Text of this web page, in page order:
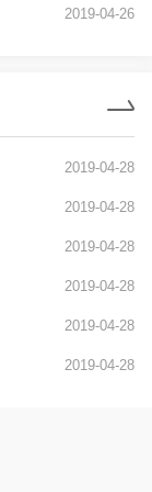
2019-04-26
2019-04-28
2019-04-28
2019-04-28
2019-04-28
2019-04-28
2019-04-28